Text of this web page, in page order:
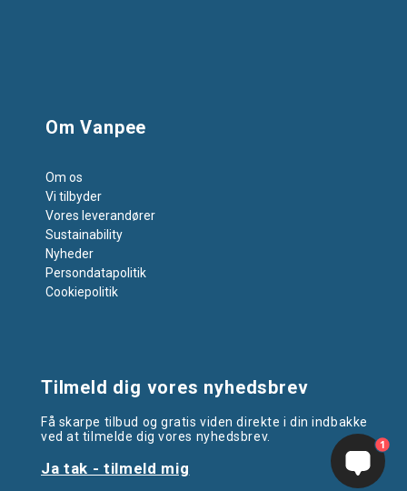
Om Vanpee
Om os
Vi tilbyder
Vores leverandører
Sustainability
Nyheder
Persondatapolitik
Cookiepolitik
Tilmeld dig vores nyhedsbrev
Få skarpe tilbud og gratis viden direkte i din indbakke
ved at tilmelde dig vores nyhedsbrev.
Ja tak - tilmeld mig
1